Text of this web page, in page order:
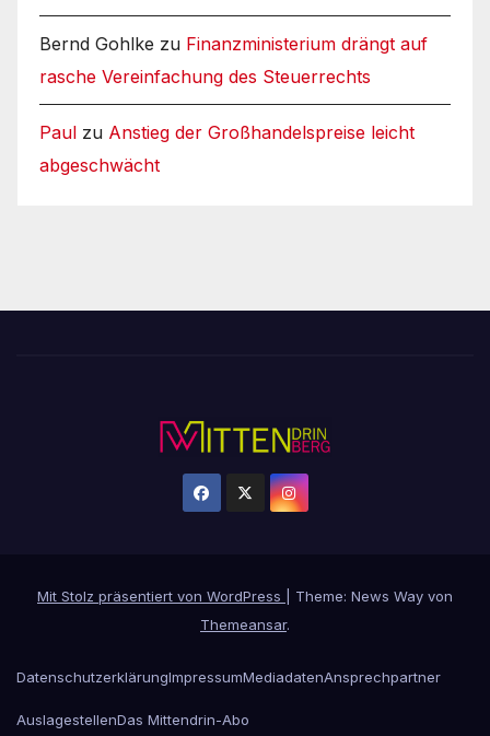
Bernd Gohlke zu Finanzministerium drängt auf
rasche Vereinfachung des Steuerrechts
Paul zu Anstieg der Großhandelspreise leicht
abgeschwächt
Mit Stolz präsentiert von WordPress
Theme: News Way von
Themeansar.
DatenschutzerklärungImpressumMediadatenAnsprechpartner
AuslagestellenDas Mittendrin-Abo